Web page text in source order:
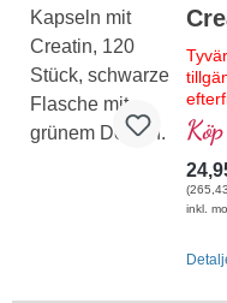
inkl.